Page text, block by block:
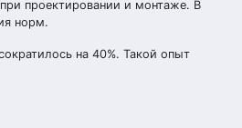
проектировании и монтаже. В
норм.
на 40%. Такой опыт